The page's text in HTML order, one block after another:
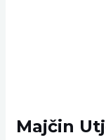
Majčin